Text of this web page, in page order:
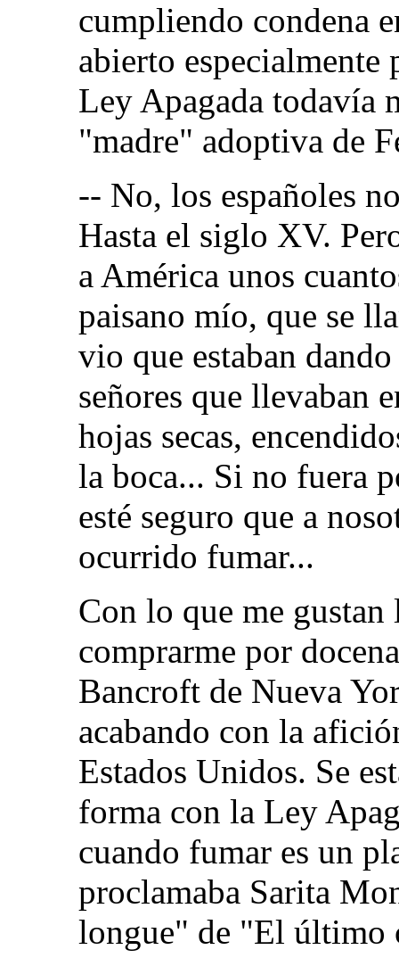
cumpliendo condena
abierto especialmente
Ley Apagada todavía
"madre" adoptiva de
-- No, los españoles
Hasta el siglo XV.
a América unos
paisano mío, que se
vio que estaban
señores que llevaban
hojas secas,
la boca... Si no fuera
esté seguro que a
ocurrido fumar...
Con lo que me
comprarme por
Bancroft de Nueva
acabando con la
Estados Unidos. Se
forma con la Ley
cuando fumar es un
proclamaba Sarita
longue" de "El último